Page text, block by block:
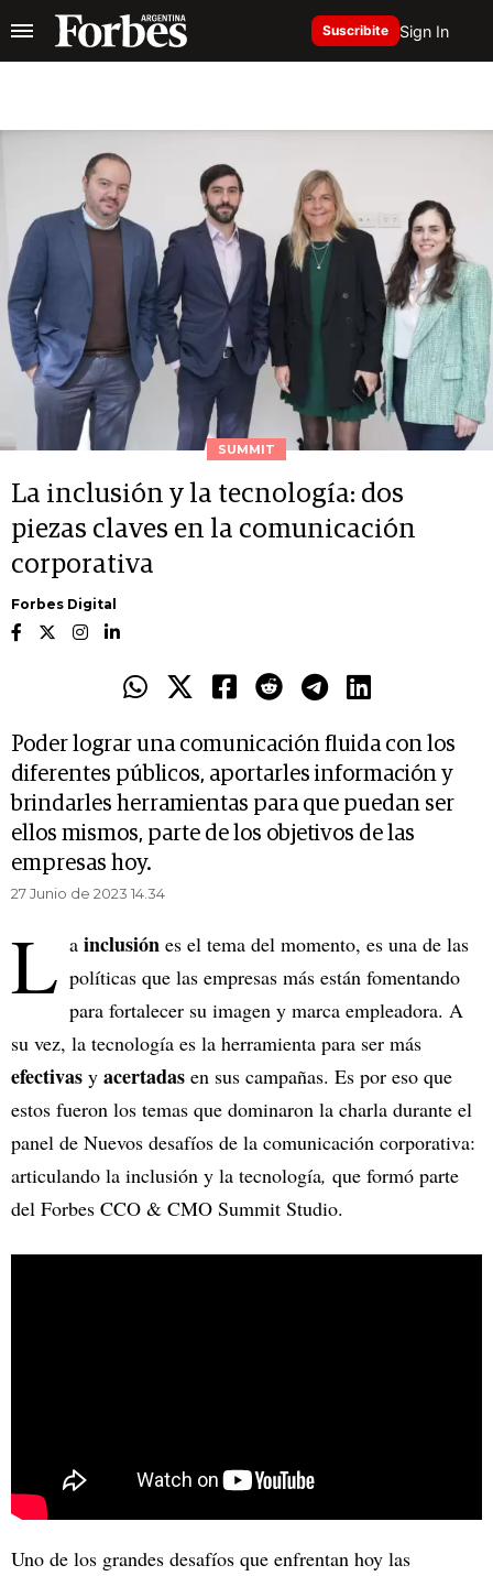
Suscribite Sign In
SUMMIT
La inclusión y la tecnología: dos
piezas claves en la comunicación
corporativa
Forbes Digital
Poder lograr una comunicación fluida con los
diferentes públicos, aportarles información y
brindarles herramientas para que puedan ser
ellos mismos, parte de los objetivos de las
empresas hoy.
27 Junio de 2023 14.34
L a inclusión es el tema del momento, es una de las
políticas que las empresas más están fomentando
para fortalecer su imagen y marca empleadora. A
su vez, la tecnología es la herramienta para ser más
efectivas y acertadas en sus campañas. Es por eso que
estos fueron los temas que dominaron la charla durante el
panel de Nuevos desafíos de la comunicación corporativa:
articulando la inclusión y la tecnología, que formó parte
del Forbes CCO & CMO Summit Studio.
Uno de los grandes desafíos que enfrentan hoy las